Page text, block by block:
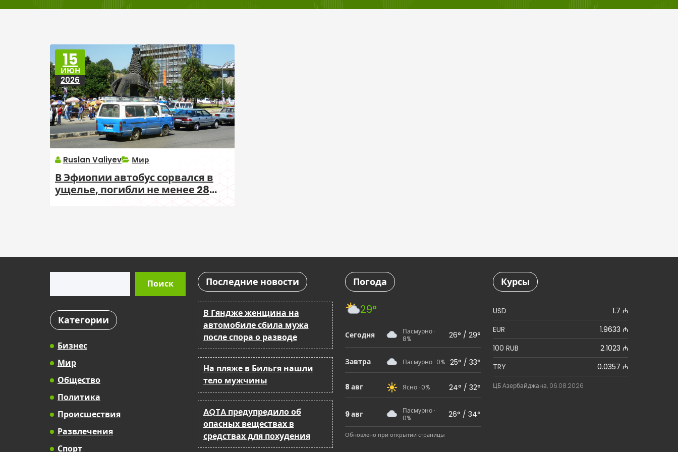
15
ИЮН
2026
Ruslan Valiyev Мир
В Эфиопии автобус сорвался в
ущелье, погибли не менее 28
Поиск
Категории
Бизнес
Мир
Общество
Политика
Происшествия
Развлечения
Спорт
Последние новости
В Гяндже женщина на
автомобиле сбила мужа
после спора о разводе
На пляже в Бильгя нашли
тело мужчины
AQTA предупредило об
опасных веществах в
средствах для похудения
Погода
29°
Сегодня
Пасмурно ·
8%
26° / 29°
Завтра Пасмурно · 0% 25° / 33°
8 авг Ясно · 0% 24° / 32°
9 авг
Пасмурно ·
0%
26° / 34°
Обновлено при открытии страницы
Курсы
USD
1.7 ₼
EUR
1.9633 ₼
100 RUB
2.1023 ₼
TRY
0.0357 ₼
ЦБ Азербайджана, 06.08.2026